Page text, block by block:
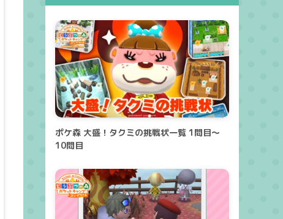
ポケ森 大盛！タクミの挑戦状一覧 1問目～
10問目